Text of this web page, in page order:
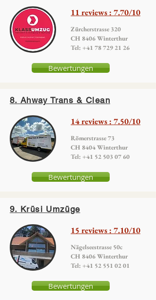
11 reviews : 7.70/10
Zürcherstrasse 320
CH 8406 Winterthur
Tel: +41 78 729 21 26
Bewertungen
8. Ahway Trans & Clean
14 reviews : 7.50/10
Römerstrasse 73
CH 8404 Winterthur
Tel: +41 52 503 07 60
Bewertungen
9. Krüsi Umzüge
15 reviews : 7.10/10
Nägelseestrasse 50c
CH 8406 Winterthur
Tel: +41 52 551 02 01
Bewertungen